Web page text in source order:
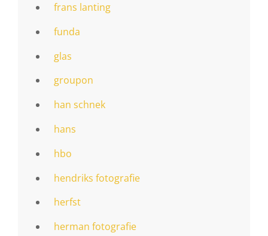
frans lanting
funda
glas
groupon
han schnek
hans
hbo
hendriks fotografie
herfst
herman fotografie